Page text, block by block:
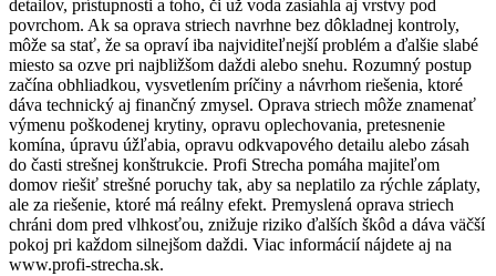
detailov, prístupnosti a toho, či už voda zasiahla aj vrstvy pod
povrchom. Ak sa oprava striech navrhne bez dôkladnej kontroly,
môže sa stať, že sa opraví iba najviditeľnejší problém a ďalšie slabé
miesto sa ozve pri najbližšom daždi alebo snehu. Rozumný postup
začína obhliadkou, vysvetlením príčiny a návrhom riešenia, ktoré
dáva technický aj finančný zmysel. Oprava striech môže znamenať
výmenu poškodenej krytiny, opravu oplechovania, pretesnenie
komína, úpravu úžľabia, opravu odkvapového detailu alebo zásah
do časti strešnej konštrukcie. Profi Strecha pomáha majiteľom
domov riešiť strešné poruchy tak, aby sa neplatilo za rýchle záplaty,
ale za riešenie, ktoré má reálny efekt. Premyslená oprava striech
chráni dom pred vlhkosťou, znižuje riziko ďalších škôd a dáva väčší
pokoj pri každom silnejšom daždi. Viac informácií nájdete aj na
www.profi-strecha.sk.